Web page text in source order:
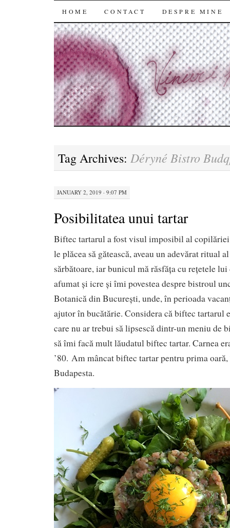
SKIP
TO
CONTENT
HOME CONTACT DESPRE MINE
Tag Archives: Déryné Bistro
JANUARY 2, 2019 · 9:07 PM
Posibilitatea unui tartar
Biftec tartarul a fost visul imposibil al
le plăcea să gătească, aveau un adevărat ritual
sărbătoare, iar bunicul mă răsfăța cu rețetele lui
afumat și icre și îmi povestea despre bistroul
Botanică din București, unde, în perioada
ajutor în bucătărie. Considera că biftec tartarul
care nu ar trebui să lipsescă dintr-un meniu de
să îmi facă mult lăudatul biftec tartar. Carnea
’80. Am mâncat biftec tartar pentru prima
Budapesta.